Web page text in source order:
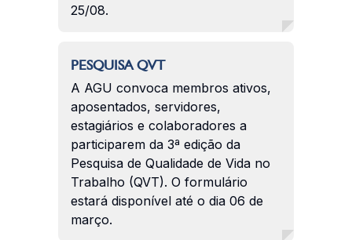
25/08.
PESQUISA QVT
A AGU convoca membros ativos,
aposentados, servidores,
estagiários e colaboradores a
participarem da 3ª edição da
Pesquisa de Qualidade de Vida no
Trabalho (QVT). O formulário
estará disponível até o dia 06 de
março.